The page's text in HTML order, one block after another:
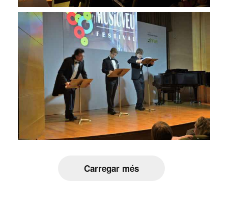
Carregar més